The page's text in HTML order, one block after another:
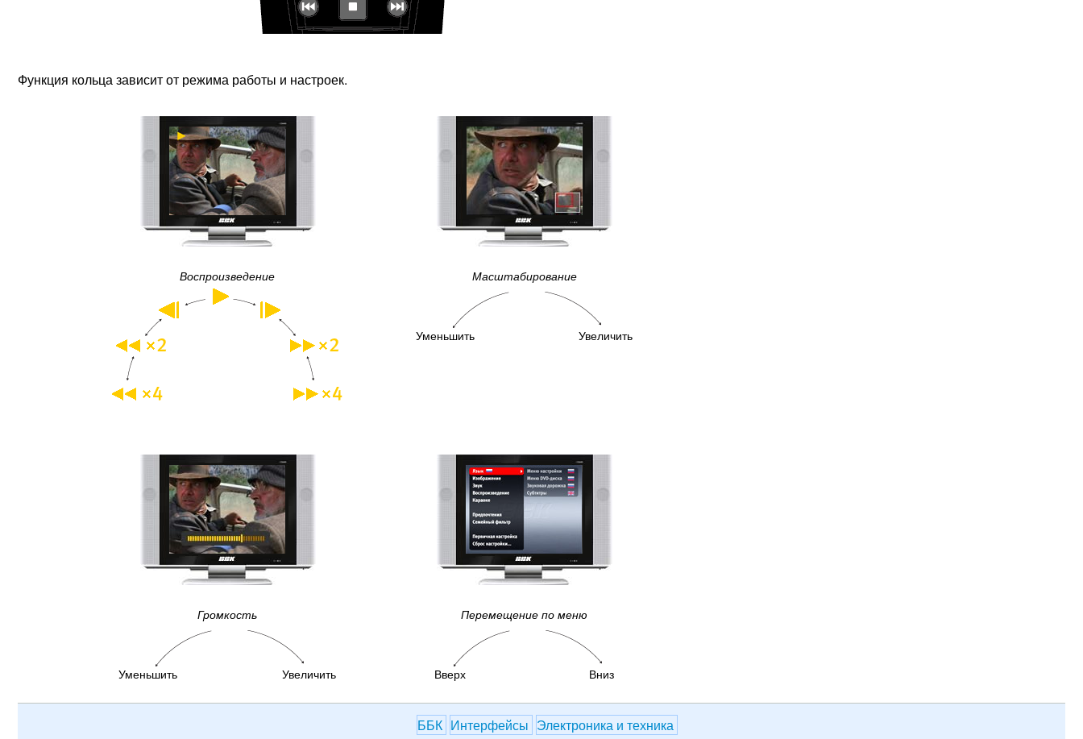
Функция кольца зависит от режима работы и настроек.
Воспроизведение Масштабирование
Уменьшить Увеличить
Громкость
Уменьшить Увеличить
Перемещение по меню
Вверх Вниз
ББК Интерфейсы Электроника и техника